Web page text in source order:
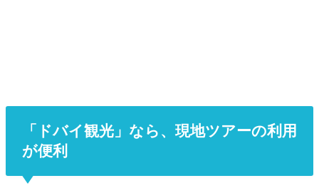
「ドバイ観光」なら、現地ツアーの利用
が便利